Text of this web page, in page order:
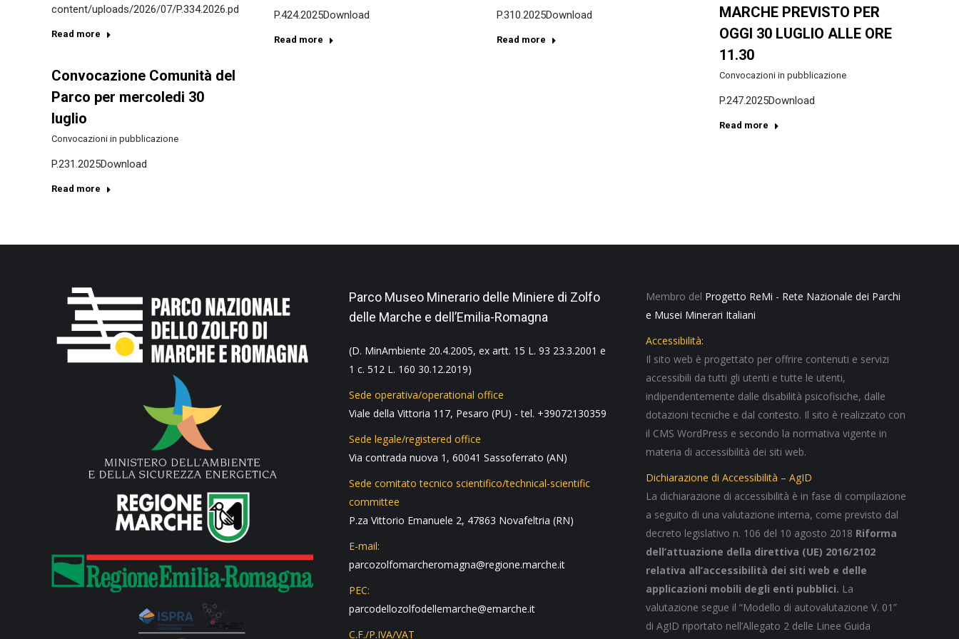
content/uploads/2026/07/P.334.2026.pdf
Read more
P.424.2025Download
Read more
P.310.2025Download
Read more
MARCHE PREVISTO PER
OGGI 30 LUGLIO ALLE ORE
11.30
Convocazioni in pubblicazione
P.247.2025Download
Read more
Convocazione Comunità del
Parco per mercoledi 30
luglio
Convocazioni in pubblicazione
P.231.2025Download
Read more
Parco Museo Minerario delle Miniere di Zolfo
delle Marche e dell’Emilia-Romagna
(D. MinAmbiente 20.4.2005, ex artt. 15 L. 93 23.3.2001 e
1 c. 512 L. 160 30.12.2019)
Sede operativa/operational office
Viale della Vittoria 117, Pesaro (PU) - tel. +39072130359
Sede legale/registered office
Via contrada nuova 1, 60041 Sassoferrato (AN)
Sede comitato tecnico scientifico/technical-scientific
committee
P.za Vittorio Emanuele 2, 47863 Novafeltria (RN)
E-mail:
parcozolfomarcheromagna@regione.marche.it
PEC:
parcodellozolfodellemarche@emarche.it
C.F./P.IVA/VAT
Membro del Progetto ReMi - Rete Nazionale dei Parchi
e Musei Minerari Italiani
Accessibilità:
Il sito web è progettato per offrire contenuti e servizi
accessibili da tutti gli utenti e tutte le utenti,
indipendentemente dalle disabilità psicofisiche, dalle
dotazioni tecniche e dal contesto. Il sito è realizzato con
il CMS WordPress e secondo la normativa vigente in
materia di accessibilità dei siti web.
Dichiarazione di Accessibilità – AgID
La dichiarazione di accessibilità è in fase di compilazione
a seguito di una valutazione interna, come previsto dal
decreto legislativo n. 106 del 10 agosto 2018 Riforma
dell’attuazione della direttiva (UE) 2016/2102
relativa all’accessibilità dei siti web e delle
applicazioni mobili degli enti pubblici. La
valutazione segue il “Modello di autovalutazione V. 01”
di AgID riportato nell’Allegato 2 delle Linee Guida